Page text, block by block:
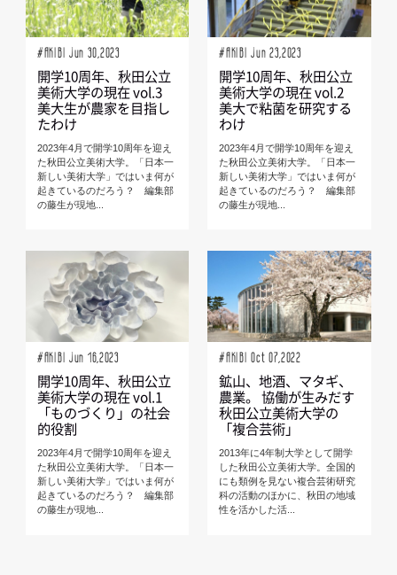
#AKIBI Jun 30,2023
開学10周年、秋田公立
美術大学の現在 vol.3
美大生が農家を目指し
たわけ
2023年4月で開学10周年を迎え
た秋田公立美術大学。「日本一
新しい美術大学」ではいま何が
起きているのだろう？ 編集部
の藤生が現地...
#AKIBI Jun 23,2023
開学10周年、秋田公立
美術大学の現在 vol.2
美大で粘菌を研究する
わけ
2023年4月で開学10周年を迎え
た秋田公立美術大学。「日本一
新しい美術大学」ではいま何が
起きているのだろう？ 編集部
の藤生が現地...
#AKIBI Jun 16,2023
開学10周年、秋田公立
美術大学の現在 vol.1
「ものづくり」の社会
的役割
2023年4月で開学10周年を迎え
た秋田公立美術大学。「日本一
新しい美術大学」ではいま何が
起きているのだろう？ 編集部
の藤生が現地...
#AKIBI Oct 07,2022
鉱山、地酒、マタギ、
農業。 協働が生みだす
秋田公立美術大学の
「複合芸術」
2013年に4年制大学として開学
した秋田公立美術大学。全国的
にも類例を見ない複合芸術研究
科の活動のほかに、秋田の地域
性を活かした活...